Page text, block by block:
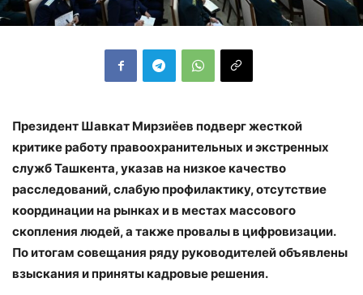
Президент Шавкат Мирзиёев подверг жесткой
критике работу правоохранительных и экстренных
служб Ташкента, указав на низкое качество
расследований, слабую профилактику, отсутствие
координации на рынках и в местах массового
скопления людей, а также провалы в цифровизации.
По итогам совещания ряду руководителей объявлены
взыскания и приняты кадровые решения.